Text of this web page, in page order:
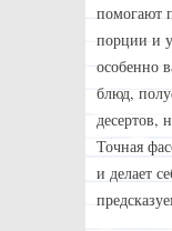
помогают
порции и
особенно
блюд,
десертов,
Точная
и делает